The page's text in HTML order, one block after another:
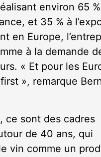
environ 65
et 35 % à
en Europe,
à la demande
« Et pour les
», remarque
ce sont des cadres
de 40 ans, qui
vin comme un